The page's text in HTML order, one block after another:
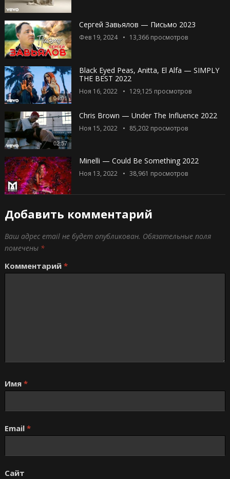
Сергей Завьялов — Письмо 2023
Фев 19, 2024 13,366просмотров
04:01
Black Eyed Peas, Anitta, El Alfa — SIMPLY
THE BEST 2022
Ноя 16, 2022 129,125 просмотров
02:57
Chris Brown — Under The Influence 2022
Ноя 15, 2022 85,202просмотров
Minelli — Could Be Something 2022
Ноя 13, 2022 38,961 просмотров
Добавить комментарий
Ваш адрес email не будет опубликован. Обязательные поля
помечены *
Комментарий *
Имя *
Email *
Сайт